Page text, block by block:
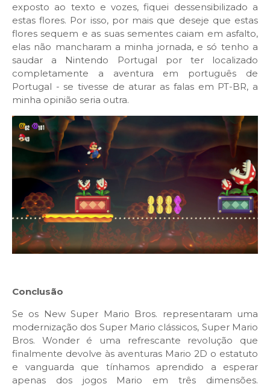
exposto ao texto e vozes, fiquei dessensibilizado a
estas flores. Por isso, por mais que deseje que estas
flores sequem e as suas sementes caiam em asfalto,
elas não mancharam a minha jornada, e só tenho a
saudar a Nintendo Portugal por ter localizado
completamente a aventura em português de
Portugal - se tivesse de aturar as falas em PT-BR, a
minha opinião seria outra.
Conclusão
Se os New Super Mario Bros. representaram uma
modernização dos Super Mario clássicos, Super Mario
Bros. Wonder é uma refrescante revolução que
finalmente devolve às aventuras Mario 2D o estatuto
e vanguarda que tínhamos aprendido a esperar
apenas dos jogos Mario em três dimensões.